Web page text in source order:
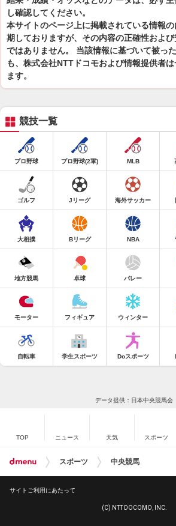
し確認してください。
本サイトのページ上に掲載されている情報
期しておりますが、その内容の正確性およ
ではありません。 当該情報に基づいて被っ
も、株式会社NTTドコモおよび情報提供者
ます。
競技一覧
プロ野球 プロ野球(2軍) MLB
ゴルフ Jリーグ 海外サッカー
大相撲 Bリーグ NBA
地方競馬 卓球 バレー
モーター フィギュア ウィンター
自転車 学生スポーツ Doスポーツ
データ提供：日本中央競馬会
TOP ニュース 天気 スポーツ
スポーツ 中央競馬
サイトご利用にあたって
(C) NTT DOCOMO, INC.